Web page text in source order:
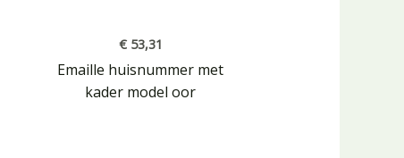
€53,31
Emaille huisnummer met
kader model oor